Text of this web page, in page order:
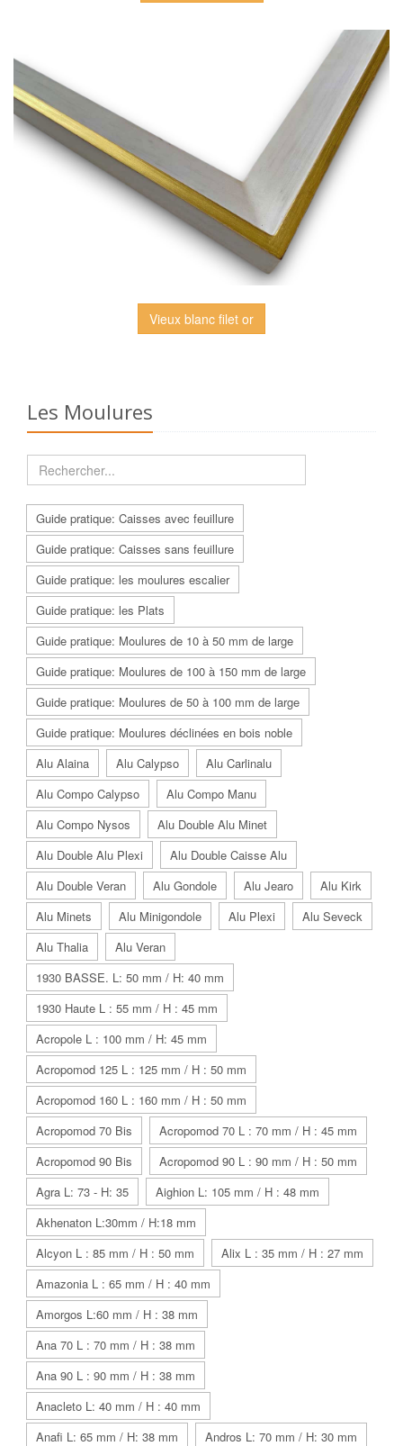
Vieux blanc filet or
Les Moulures
Guide pratique: Caisses avec feuillure
Guide pratique: Caisses sans feuillure
Guide pratique: les moulures escalier
Guide pratique: les Plats
Guide pratique: Moulures de 10 à 50 mm de large
Guide pratique: Moulures de 100 à 150 mm de large
Guide pratique: Moulures de 50 à 100 mm de large
Guide pratique: Moulures déclinées en bois noble
Alu Alaina
Alu Calypso
Alu Carlinalu
Alu Compo Calypso
Alu Compo Manu
Alu Compo Nysos
Alu Double Alu Minet
Alu Double Alu Plexi
Alu Double Caisse Alu
Alu Double Veran
Alu Gondole Alu Jearo
Alu Kirk
Alu Minets
Alu Minigondole Alu Plexi
Alu Seveck
Alu Thalia
Alu Veran
1930 BASSE. L: 50 mm / H: 40 mm
1930 Haute L : 55 mm / H : 45 mm
Acropole L : 100 mm / H: 45 mm
Acropomod 125 L : 125 mm / H : 50 mm
Acropomod 160 L : 160 mm / H : 50 mm
Acropomod 70 Bis
Acropomod 70 L : 70 mm / H : 45 mm
Acropomod 90 Bis
Acropomod 90 L : 90 mm / H : 50 mm
Agra L: 73 - H: 35
Aighion L: 105 mm / H : 48 mm
Akhenaton L:30mm / H:18 mm
Alcyon L : 85 mm / H : 50 mm
Alix L : 35 mm / H : 27 mm
Amazonia L : 65 mm / H : 40 mm
Amorgos L:60 mm / H : 38 mm
Ana 70 L : 70 mm / H : 38 mm
Ana 90 L : 90 mm / H : 38 mm
Anacleto L: 40 mm / H : 40 mm
Anafi L: 65 mm / H: 38 mm
Andros L: 70 mm / H: 30 mm